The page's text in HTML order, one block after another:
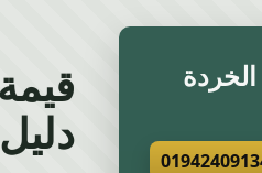
دليل 2026